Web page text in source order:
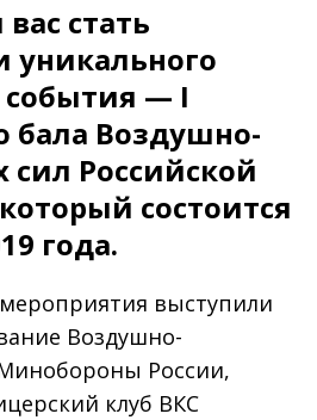
стать
уникального
события — I
бала Воздушно-
сил Российской
состоится
года.
выступили
Воздушно-
России,
клуб ВКС